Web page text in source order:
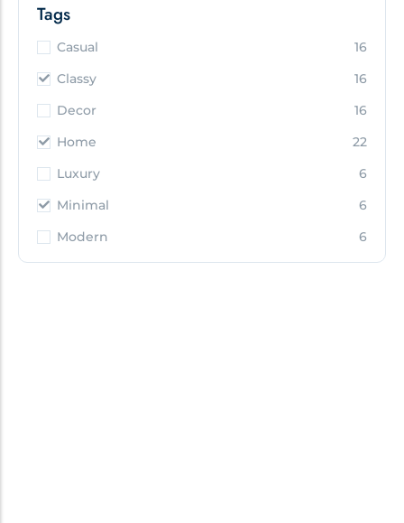
Tags
Casual
16
Classy
16
Decor
16
Home
22
Luxury
6
Minimal
6
Modern
6